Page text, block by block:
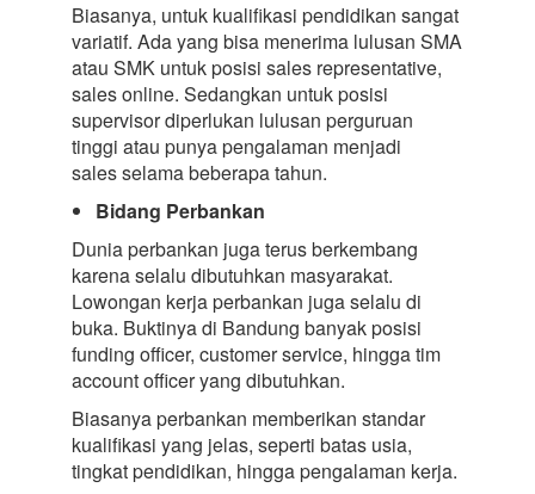
Biasanya, untuk kualifikasi pendidikan sangat
variatif. Ada yang bisa menerima lulusan SMA
atau SMK untuk posisi sales representative,
sales online. Sedangkan untuk posisi
supervisor diperlukan lulusan perguruan
tinggi atau punya pengalaman menjadi
sales selama beberapa tahun.
Bidang Perbankan
Dunia perbankan juga terus berkembang
karena selalu dibutuhkan masyarakat.
Lowongan kerja perbankan juga selalu di
buka. Buktinya di Bandung banyak posisi
funding officer, customer service, hingga tim
account officer yang dibutuhkan.
Biasanya perbankan memberikan standar
kualifikasi yang jelas, seperti batas usia,
tingkat pendidikan, hingga pengalaman kerja.